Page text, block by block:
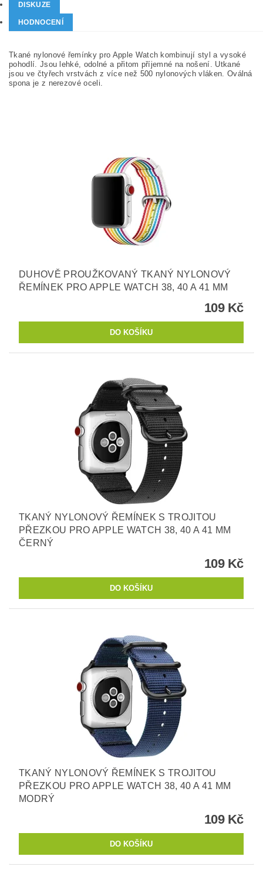
DISKUZE
HODNOCENÍ
Tkané nylonové řemínky pro Apple Watch kombinují styl a vysoké
pohodlí. Jsou lehké, odolné a přitom příjemné na nošení. Utkané
jsou ve čtyřech vrstvách z více než 500 nylonových vláken. Oválná
spona je z nerezové oceli.
DUHOVĚ PROUŽKOVANÝ TKANÝ NYLONOVÝ
ŘEMÍNEK PRO APPLE WATCH 38, 40 A 41 MM
109 Kč
TKANÝ NYLONOVÝ ŘEMÍNEK S TROJITOU
PŘEZKOU PRO APPLE WATCH 38, 40 A 41 MM
ČERNÝ
109 Kč
TKANÝ NYLONOVÝ ŘEMÍNEK S TROJITOU
PŘEZKOU PRO APPLE WATCH 38, 40 A 41 MM
MODRÝ
109 Kč